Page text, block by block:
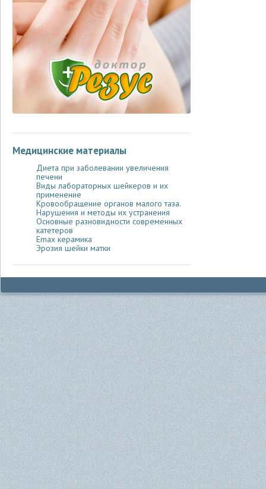
Медицинские материалы
Диета при заболевании увеличения
печени
Виды лабораторных шейкеров и их
применение
Кровообращение органов малого таза.
Нарушения и методы их устранения
Основные разновидности современных
катетеров
Emax керамика
Эрозия шейки матки